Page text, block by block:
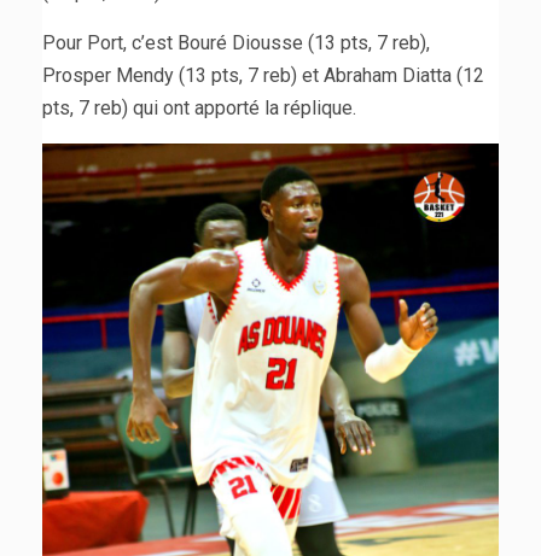
Pour Port, c’est Bouré Diousse (13 pts, 7 reb),
Prosper Mendy (13 pts, 7 reb) et Abraham Diatta (12
pts, 7 reb) qui ont apporté la réplique.